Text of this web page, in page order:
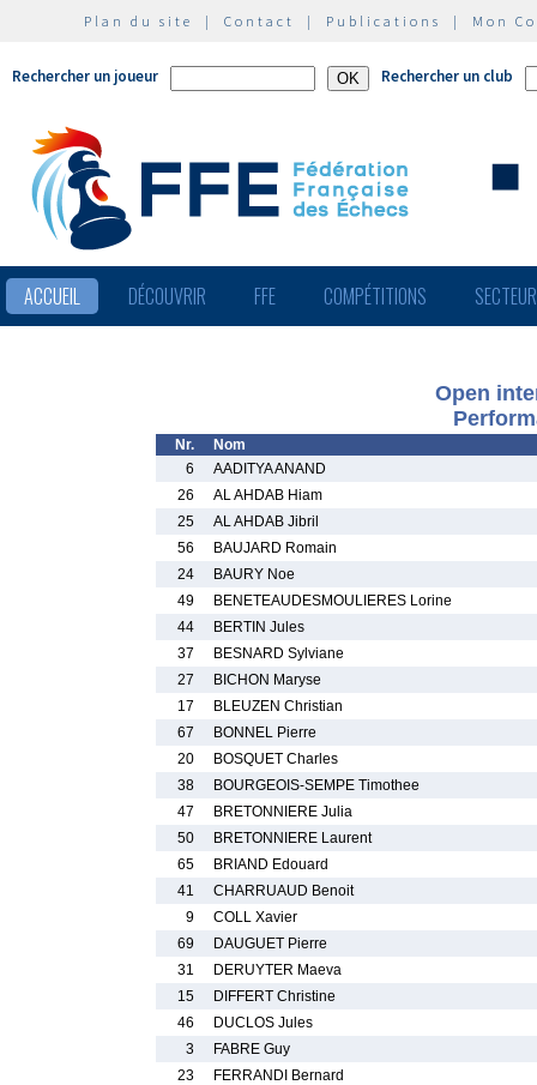
Plan du site | Contact | Publications | Mon
Rechercher un joueur Rechercher un club
ACCUEIL DÉCOUVRIR FFE COMPÉTITIONS
Open
Nr.
Nom
6
AADITYA ANAND
26
AL AHDAB Hiam
25
AL AHDAB Jibril
56
BAUJARD Romain
24
BAURY Noe
49
BENETEAUDESMOULIERES Lorine
44
BERTIN Jules
37
BESNARD Sylviane
27
BICHON Maryse
17
BLEUZEN Christian
67
BONNEL Pierre
20
BOSQUET Charles
38
BOURGEOIS-SEMPE Timothee
47
BRETONNIERE Julia
50
BRETONNIERE Laurent
65
BRIAND Edouard
41
CHARRUAUD Benoit
9
COLL Xavier
69
DAUGUET Pierre
31
DERUYTER Maeva
15
DIFFERT Christine
46
DUCLOS Jules
3
FABRE Guy
23
FERRANDI Bernard